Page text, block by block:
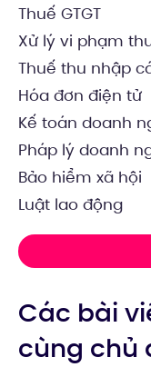
Thuế GTGT
Xử lý vi phạm
Thuế thu nhập
Hóa đơn điện tử
Kế toán doanh
Pháp lý doanh
Bảo hiểm xã hội
Luật lao động
Các bài
cùng chủ